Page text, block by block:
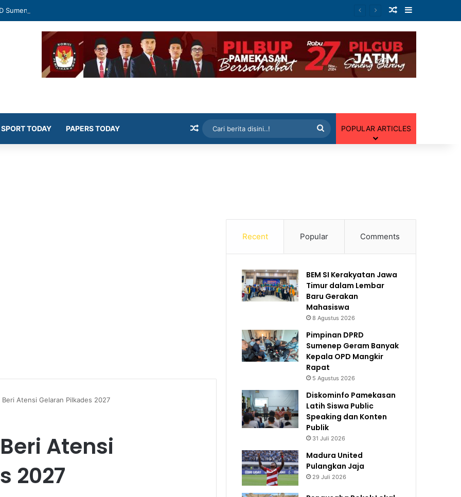
Sumenep Geram Banyak Kepala OPD Mangkir Rapat Artikel Random
SPORT TODAY PAPERS TODAY Artikel Random
berita
POPULAR ARTICLES
Beri Atensi Gelaran Pilkades 2027
Atensi
2027
Recent Popular Comments
BEM SI Kerakyatan Jawa
Timur dalam Lembar
Baru Gerakan
Mahasiswa
8 Agustus 2026
Pimpinan DPRD
Sumenep Geram Banyak
Kepala OPD Mangkir
Rapat
5 Agustus 2026
Diskominfo Pamekasan
Latih Siswa Public
Speaking dan Konten
Publik
31 Juli 2026
Madura United
Pulangkan Jaja
29 Juli 2026